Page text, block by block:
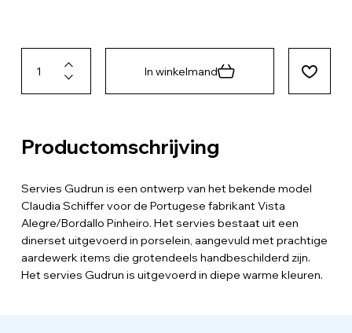
In winkelmand
Productomschrijving
Servies Gudrun is een ontwerp van het bekende model
Claudia Schiffer voor de Portugese fabrikant Vista
Alegre/Bordallo Pinheiro. Het servies bestaat uit een
dinerset uitgevoerd in porselein, aangevuld met prachtige
aardewerk items die grotendeels handbeschilderd zijn.
Het servies Gudrun is uitgevoerd in diepe warme kleuren.